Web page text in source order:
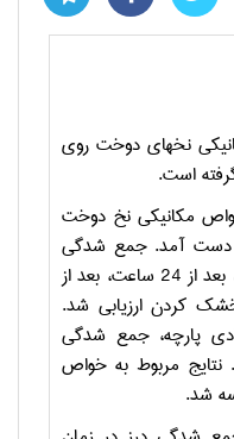
نخ­های دوخت روی
است.
مکانیکی نخ دوخت
دست آمد. جمع ­شدگی
درز پارچة سبک وزن بعد از دوخت، بعد از 24 ساعت، بعد از
کردن ارزیابی شد.
پارچه، جمع­ شدگی
مربوط به خواص
شد.